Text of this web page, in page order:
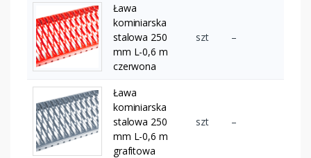
Ława
kominiarska
stalowa 250
mm L-0,6 m
czerwona
szt –
Ława
kominiarska
stalowa 250
mm L-0,6 m
grafitowa
szt –